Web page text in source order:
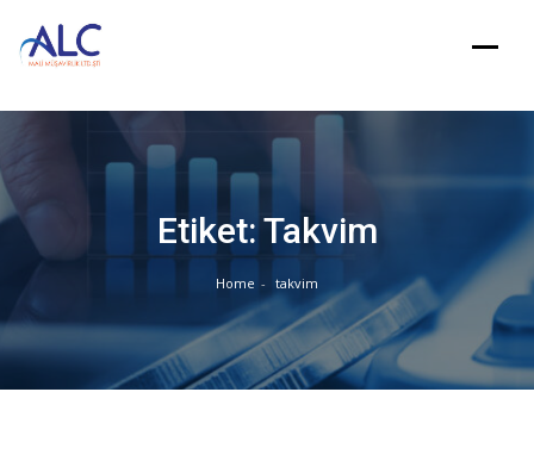
content
Etiket: Takvim
Home takvim